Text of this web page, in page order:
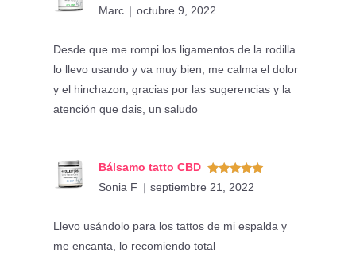
Valorado
con5de 5
Marc
octubre 9, 2022
Desde que me rompi los ligamentos de la rodilla
lo llevo usando y va muy bien, me calma el dolor
y el hinchazon, gracias por las sugerencias y la
atención que dais, un saludo
Valorado
con5de 5
Bálsamo tatto CBD
Sonia F
septiembre 21, 2022
Llevo usándolo para los tattos de mi espalda y
me encanta, lo recomiendo total